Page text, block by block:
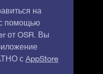
на
помощью
от OSR. Вы
с AppStore